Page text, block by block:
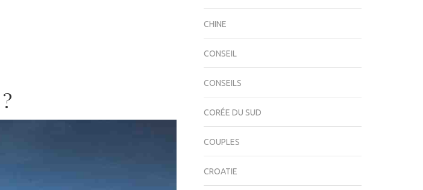
CHINE
CONSEIL
CONSEILS
CORÉE DU SUD
COUPLES
CROATIE